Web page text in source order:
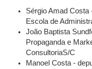
Sérgio Amad Costa
Escola de
João Baptista
Propaganda e
ConsultoriaS/C
Manoel Costa -